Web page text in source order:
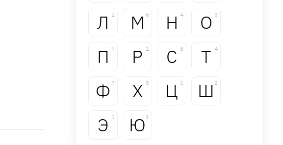
Л 2 М 6 Н 4 О 3
П 7 Р 1 С 8 Т 4
Ф 7 Х 5 Ц 1 Ш 2
Э 1 Ю 1